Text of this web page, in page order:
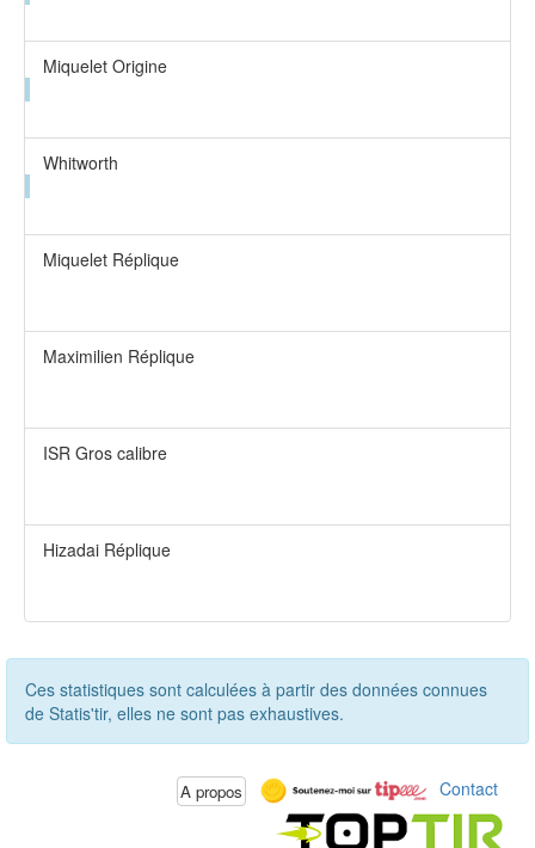
Miquelet Origine
Whitworth
Miquelet Réplique
Maximilien Réplique
ISR Gros calibre
Hizadai Réplique
Ces statistiques sont calculées à partir des données connues
de Statis'tir, elles ne sont pas exhaustives.
A propos Contact